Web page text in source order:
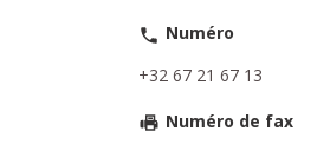
Numéro
+32 67 21 67 13
Numéro de fax